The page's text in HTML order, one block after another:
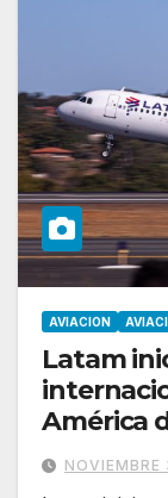
AVIACION
Latam
América